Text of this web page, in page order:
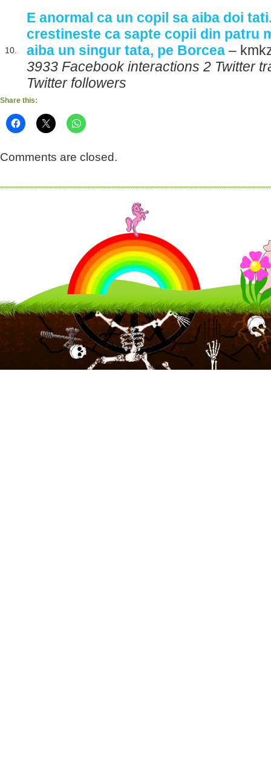
10.
E anormal ca un copil sa aiba doi
crestineste ca sapte copii din patru
aiba un singur tata, pe Borcea –
3933 Facebook interactions 2 Twitter
Twitter followers
Share this:
Comments are closed.